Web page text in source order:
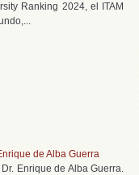
Ranking 2024, el ITAM
de Alba Guerra
Enrique de Alba Guerra.